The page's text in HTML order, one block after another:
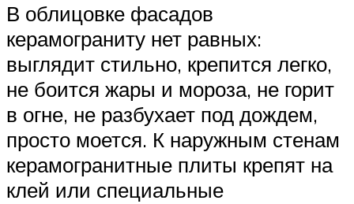
В облицовке фасадов
керамограниту нет равных:
выглядит стильно, крепится легко,
не боится жары и мороза, не горит
в огне, не разбухает под дождем,
просто моется. К наружным стенам
керамогранитные плиты крепят на
клей или специальные